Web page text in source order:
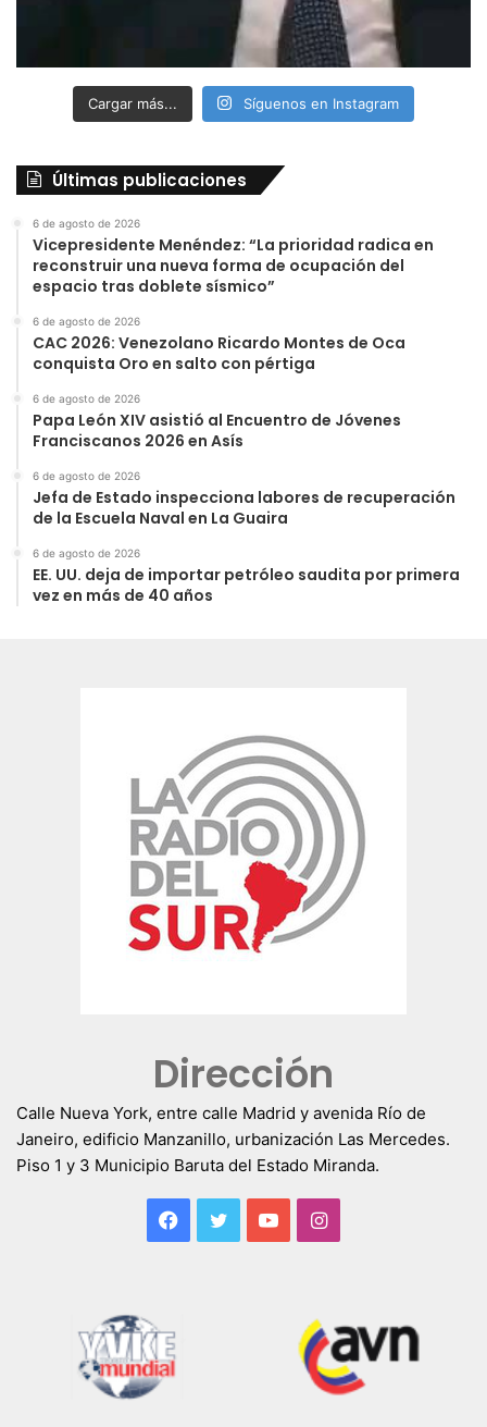
Cargar más... Síguenos en Instagram
Últimas publicaciones
6 de agosto de 2026
Vicepresidente Menéndez: “La prioridad radica en
reconstruir una nueva forma de ocupación del
espacio tras doblete sísmico”
6 de agosto de 2026
CAC 2026: Venezolano Ricardo Montes de Oca
conquista Oro en salto con pértiga
6 de agosto de 2026
Papa León XIV asistió al Encuentro de Jóvenes
Franciscanos 2026 en Asís
6 de agosto de 2026
Jefa de Estado inspecciona labores de recuperación
de la Escuela Naval en La Guaira
6 de agosto de 2026
EE. UU. deja de importar petróleo saudita por primera
vez en más de 40 años
Dirección
Calle Nueva York, entre calle Madrid y avenida Río de
Janeiro, edificio Manzanillo, urbanización Las Mercedes.
Piso 1 y 3 Municipio Baruta del Estado Miranda.
Facebook
TwitterYouTubeInstagram